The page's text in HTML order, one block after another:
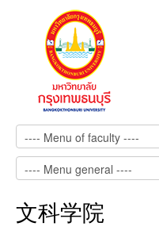
文科学院